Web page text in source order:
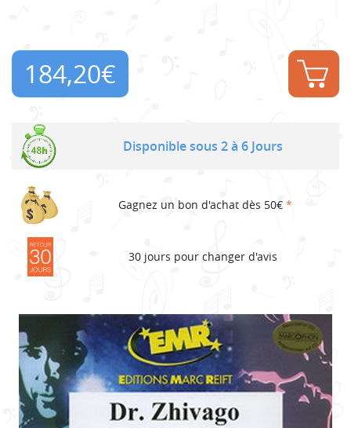
184,20€
Disponible sous 2 à 6 Jours
Gagnez un bon d'achat dès 50€ *
30 jours pour changer d'avis